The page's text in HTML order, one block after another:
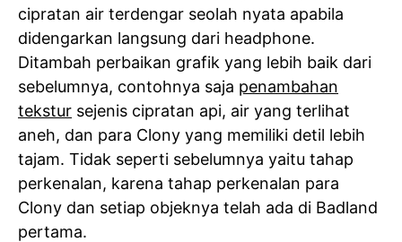
cipratan air terdengar seolah nyata apabila
didengarkan langsung dari headphone.
Ditambah perbaikan grafik yang lebih baik dari
sebelumnya, contohnya saja penambahan
tekstur sejenis cipratan api, air yang terlihat
aneh, dan para Clony yang memiliki detil lebih
tajam. Tidak seperti sebelumnya yaitu tahap
perkenalan, karena tahap perkenalan para
Clony dan setiap objeknya telah ada di Badland
pertama.